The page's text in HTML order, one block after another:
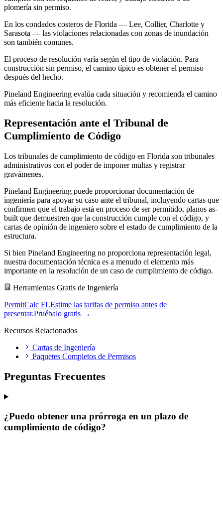
plomería sin permiso.
En los condados costeros de Florida — Lee, Collier, Charlotte y
Sarasota — las violaciones relacionadas con zonas de inundación
son también comunes.
El proceso de resolución varía según el tipo de violación. Para
construcción sin permiso, el camino típico es obtener el permiso
después del hecho.
Pineland Engineering evalúa cada situación y recomienda el camino
más eficiente hacia la resolución.
Representación ante el Tribunal de
Cumplimiento de Código
Los tribunales de cumplimiento de código en Florida son tribunales
administrativos con el poder de imponer multas y registrar
gravámenes.
Pineland Engineering puede proporcionar documentación de
ingeniería para apoyar su caso ante el tribunal, incluyendo cartas que
confirmen que el trabajo está en proceso de ser permitido, planos as-
built que demuestren que la construcción cumple con el código, y
cartas de opinión de ingeniero sobre el estado de cumplimiento de la
estructura.
Si bien Pineland Engineering no proporciona representación legal,
nuestra documentación técnica es a menudo el elemento más
importante en la resolución de un caso de cumplimiento de código.
Herramientas Gratis de Ingeniería
PermitCalc FLEstime las tarifas de permiso antes de
presentar.Pruébalo gratis →
Recursos Relacionados
Cartas de Ingeniería
Paquetes Completos de Permisos
Preguntas Frecuentes
¿Puedo obtener una prórroga en un plazo de
cumplimiento de código?